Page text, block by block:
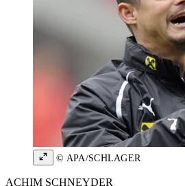
© APA/SCHLAGER
ACHIM SCHNEYDER